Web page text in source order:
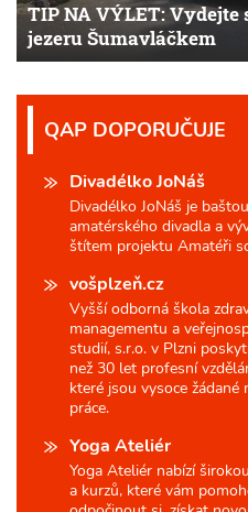
TIP NA VÝLET: Vydejte
jezeru Šumavláčkem
QAP DOPORUČUJE
Divadélko JoNáš
Divadélko JoNáš je baštou
amatérského divadla a
štítem projektu Amatéři
vošplzeň.cz
Vyšší odborná škola
managementu a
studií, s.r.o. v Plzni
než 30 let profesní
které jsou vysoce žádané
práce.
Yoga Ateliér
Yoga Ateliér nabízí
a kurzů, které vám